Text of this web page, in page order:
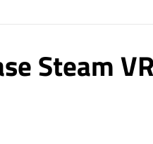
Steam